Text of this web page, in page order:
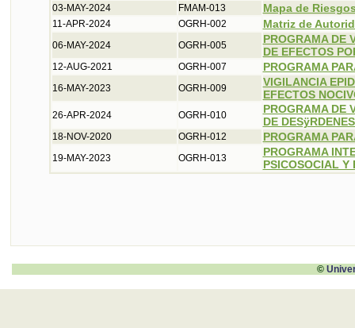
03-MAY-2024 FMAM-013 Mapa de
11-APR-2024 OGRH-002 Matriz de
06-MAY-2024 OGRH-005
PROGRAMA DE
DE EFECTOS
12-AUG-2021 OGRH-007 PROGRAMA
16-MAY-2023 OGRH-009
VIGILANCIA
EFECTOS
26-APR-2024 OGRH-010
PROGRAMA DE
DE
18-NOV-2020 OGRH-012 PROGRAMA
19-MAY-2023 OGRH-013
PROGRAMA
PSICOSOCIAL Y
©